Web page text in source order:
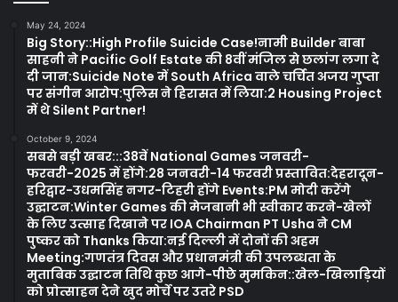
May 24, 2024
Big Story::High Profile Suicide Case!नामी Builder बाबा
साहनी ने Pacific Golf Estate की 8वीं मंजिल से छलांग लगा दे
दी जान:Suicide Note में South Africa वाले चर्चित अजय गुप्ता
पर संगीन आरोप:पुलिस ने हिरासत में लिया:2 Housing Project
में थे Silent Partner!
October 9, 2024
सबसे बड़ी खबर:::38वें National Games जनवरी-
फरवरी-2025 में होंगे:28 जनवरी-14 फरवरी प्रस्तावित:देहरादून-
हरिद्वार-उधमसिंह नगर-टिहरी होंगे Events:PM मोदी करेंगे
उद्घाटन:Winter Games की मेजबानी भी स्वीकार करने-खेलों
के लिए उत्साह दिखाने पर IOA Chairman PT Usha ने CM
पुष्कर को Thanks किया:नई दिल्ली में दोनों की अहम
Meeting:गणतंत्र दिवस और प्रधानमंत्री की उपलब्धता के
मुताबिक उद्घाटन तिथि कुछ आगे-पीछे मुमकिन::खेल-खिलाड़ियों
को प्रोत्साहन देने खुद मोर्चे पर उतरे PSD